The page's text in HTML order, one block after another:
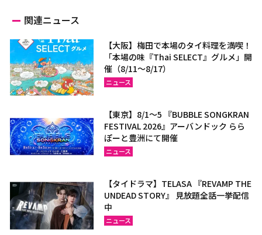
関連ニュース
【大阪】梅田で本場のタイ料理を満喫！
「本場の味『Thai SELECT』グルメ」開
催（8/11～8/17）
ニュース
【東京】8/1～5 『BUBBLE SONGKRAN
FESTIVAL 2026』アーバンドック らら
ぽーと豊洲にて開催
ニュース
【タイドラマ】TELASA 『REVAMP THE
UNDEAD STORY』 見放題全話一挙配信
中
ニュース